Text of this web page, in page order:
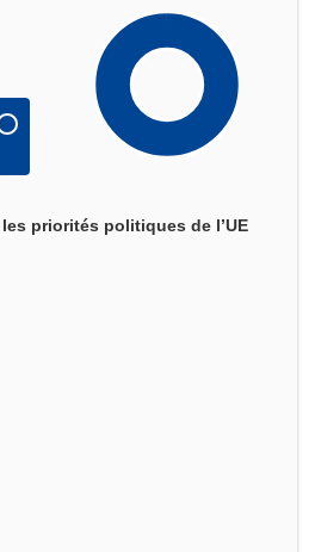
priorités politiques de l’UE